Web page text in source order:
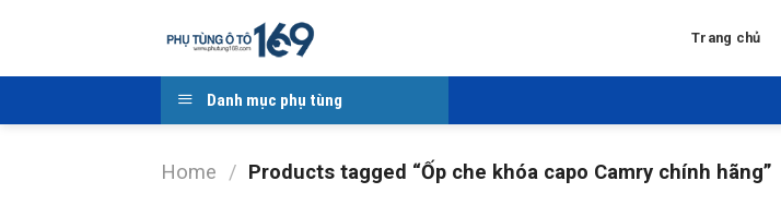
Trang chủ
Danh mục phụ tùng
Home / Products tagged “Ốp che khóa capo Camry chính hãng”